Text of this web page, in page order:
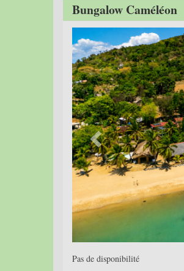
Bungalow Caméléon
Previous
Pas de disponibilité